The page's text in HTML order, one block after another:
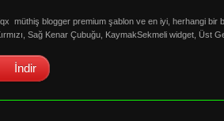
müthiş blogger premium şablon ve en iyi, herhangi bir
Sağ Kenar Çubuğu, KaymakSekmeli widget, Üst
İndir